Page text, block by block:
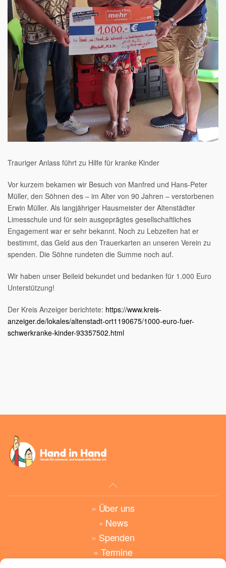
Trauriger Anlass führt zu Hilfe für kranke Kinder
Vor kurzem bekamen wir Besuch von Manfred und Hans-Peter
Müller, den Söhnen des – im Alter von 90 Jahren – verstorbenen
Erwin Müller. Als langjähriger Hausmeister der Altenstädter
Limesschule und für sein ausgeprägtes gesellschaftliches
Engagement war er sehr bekannt. Noch zu Lebzeiten hat er
bestimmt, das Geld aus den Trauerkarten an unseren Verein zu
spenden. Die Söhne rundeten die Summe noch auf.
Wir haben unser Beileid bekundet und bedanken für 1.000 Euro
Unterstützung!
Der Kreis Anzeiger berichtete: https://www.kreis-
anzeiger.de/lokales/altenstadt-ort1190675/1000-euro-fuer-
schwerkranke-kinder-93357502.html
» Über uns
» News
» Spenden
» Termine